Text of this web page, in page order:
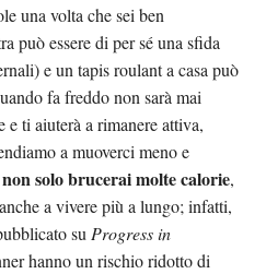
una volta che sei ben
può essere di per sé una sfida
e un tapis roulant a casa può
fa freddo non sarà mai
ti aiuterà a rimanere attiva,
a muoverci meno e
solo brucerai molte calorie,
a vivere più a lungo; infatti,
su Progress in
hanno un rischio ridotto di